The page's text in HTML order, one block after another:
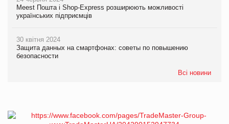
Meest Пошта і Shop-Express розширюють можливості
українських підприємців
30 квітня 2024
Защита данных на смартфонах: советы по повышению
безопасности
Всі новини